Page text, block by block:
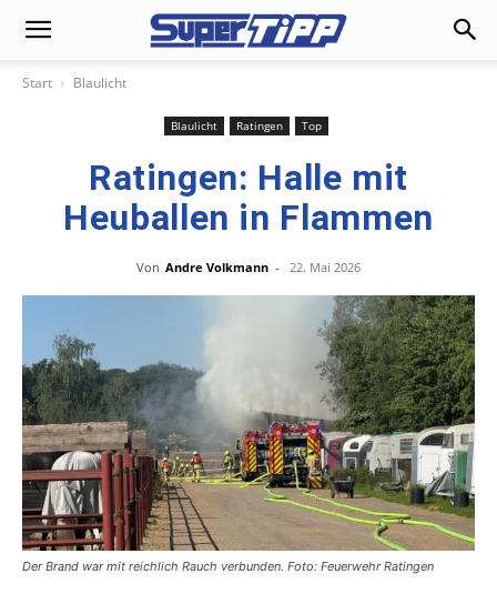
Start Blaulicht
Blaulicht Ratingen Top
Ratingen: Halle mit
Heuballen in Flammen
Von Andre Volkmann - 22. Mai 2026
Der Brand war mit reichlich Rauch verbunden. Foto: Feuerwehr Ratingen